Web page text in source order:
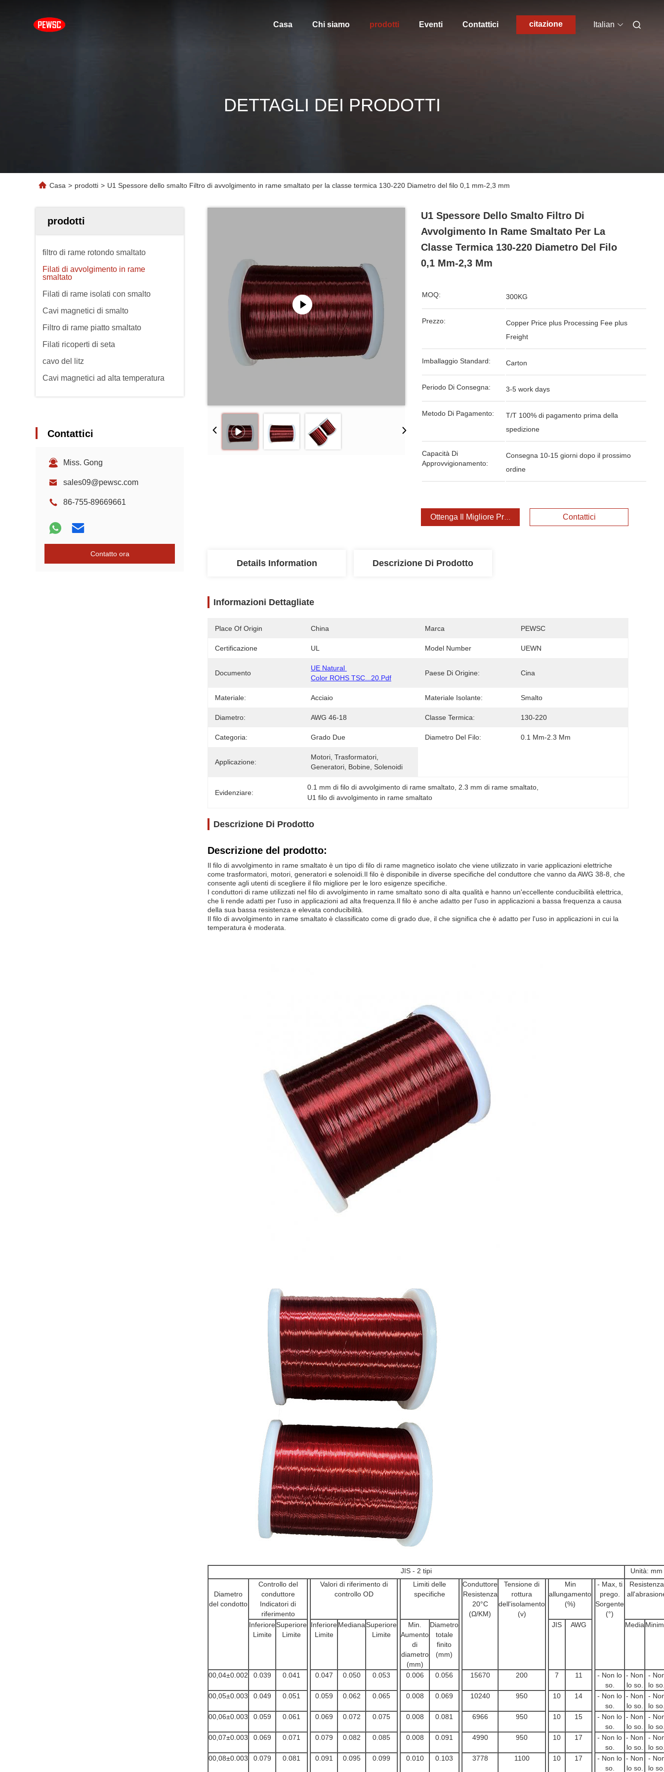
Casa Chi siamo prodotti Eventi Contattici citazione Italian
DETTAGLI DEI PRODOTTI
Casa > prodotti > U1 Spessore dello smalto Filtro di avvolgimento in rame smaltato per la classe termica 130-220 Diametro del filo 0,1 mm-2,3 mm
prodotti
filtro di rame rotondo smaltato
Filati di avvolgimento in rame
smaltato
Filati di rame isolati con smalto
Cavi magnetici di smalto
Filtro di rame piatto smaltato
Filati ricoperti di seta
cavo del litz
Cavi magnetici ad alta temperatura
Contattici
Miss. Gong
sales09@pewsc.com
86-755-89669661
Contatto ora
U1 Spessore Dello Smalto Filtro Di
Avvolgimento In Rame Smaltato Per La
Classe Termica 130-220 Diametro Del Filo
0,1 Mm-2,3 Mm
MOQ: 300KG
Prezzo:
Copper Price plus Processing Fee plus
Freight
Imballaggio Standard: Carton
Periodo Di Consegna: 3-5 work days
Metodo Di Pagamento:
T/T 100% di pagamento prima della
spedizione
Capacità Di
Approvvigionamento:
Consegna 10-15 giorni dopo il prossimo
ordine
Ottenga Il Migliore Prezzo Contattici
Details Information Descrizione Di Prodotto
Informazioni Dettagliate
Place Of Origin China Marca PEWSC
Certificazione UL Model Number UEWN
Documento
UE Natural
Color ROHS TSC...20.pdf
Paese Di Origine: Cina
Materiale: Acciaio Materiale Isolante: Smalto
Diametro: AWG 46-18 Classe Termica: 130-220
Categoria: Grado Due Diametro Del Filo: 0.1 Mm-2.3 Mm
Applicazione:
Motori, Trasformatori,
Generatori, Bobine, Solenoidi
Evidenziare:
0.1 mm di filo di avvolgimento di rame smaltato 2.3 mm di rame smaltato
U1 filo di avvolgimento in rame smaltato
Descrizione Di Prodotto
Descrizione del prodotto:
Il filo di avvolgimento in rame smaltato è un tipo di filo di rame magnetico isolato che viene utilizzato in varie applicazioni elettriche
come trasformatori, motori, generatori e solenoidi.Il filo è disponibile in diverse specifiche del conduttore che vanno da AWG 38-8, che
consente agli utenti di scegliere il filo migliore per le loro esigenze specifiche.
I conduttori di rame utilizzati nel filo di avvolgimento in rame smaltato sono di alta qualità e hanno un'eccellente conducibilità elettrica,
che li rende adatti per l'uso in applicazioni ad alta frequenza.Il filo è anche adatto per l'uso in applicazioni a bassa frequenza a causa
della sua bassa resistenza e elevata conducibilità.
Il filo di avvolgimento in rame smaltato è classificato come di grado due, il che significa che è adatto per l'uso in applicazioni in cui la
temperatura è moderata.
JIS - 2 tipi Unità: mm
Diametro
del condotto
Controllo del
conduttore
Indicatori di
riferimento
Valori di riferimento di
controllo OD
Limiti delle
specifiche
Conduttore
Resistenza
20°C
(Ω/KM)
Tensione di
rottura
dell'isolamento
(v)
Min
allungamento
(%)
- Max, ti
prego.
Sorgente
(°)
Resistenza
Inferiore
Limite
Superiore
Limite
Inferiore
Limite
MedianaSuperiore
Limite
Min.
Aumento
di
diametro
(mm)
Diametro
totale
finito
(mm)
JIS AWG Media
00,04±0.002 0.039 0.041 0.047 0.050 0.053 0.006 0.056 15670 200 7 11
- Non lo
so.
- Non
lo so.
-
lo
00,05±0.003
0.049 0.051 0.059 0.062 0.065 0.008 0.069 10240 950 10 14
- Non lo
so.
- Non
lo so.
-
lo
00,06±0.003
0.059 0.061 0.069 0.072 0.075 0.008 0.081 6966 950 10 15
- Non lo
so.
- Non
lo so.
-
lo
00,07±0.003
0.069 0.071 0.079 0.082 0.085 0.008 0.091 4990 950 10 17
- Non lo
so.
- Non
lo so.
-
lo
00,08±0.003
0.079 0.081 0.091 0.095 0.099 0.010 0.103 3778 1100 10 17
- Non lo
so.
- Non
lo so.
-
lo